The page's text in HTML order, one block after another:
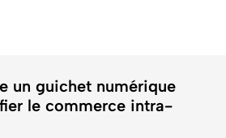
un guichet numérique
le commerce intra-